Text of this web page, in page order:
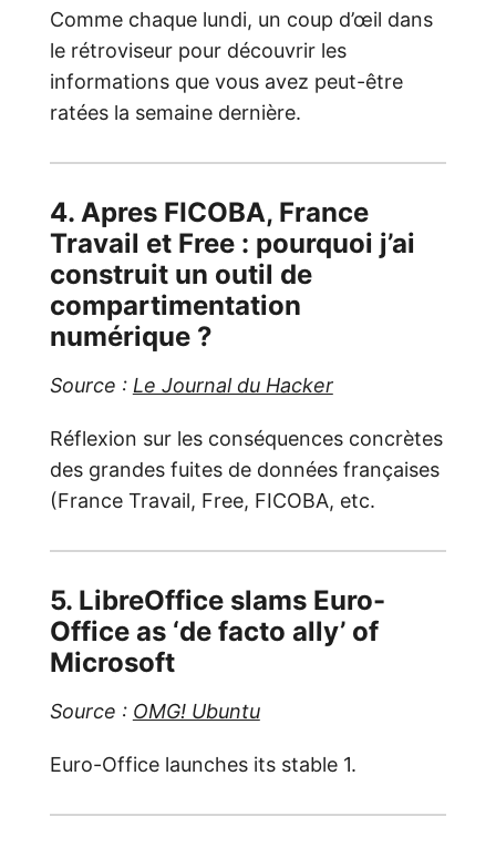
Comme chaque lundi, un coup d’œil dans
le rétroviseur pour découvrir les
informations que vous avez peut-être
ratées la semaine dernière.
4. Apres FICOBA, France
Travail et Free : pourquoi j’ai
construit un outil de
compartimentation
numérique ?
Source : Le Journal du Hacker
Réflexion sur les conséquences concrètes
des grandes fuites de données françaises
(France Travail, Free, FICOBA, etc.
5. LibreOffice slams Euro-
Office as ‘de facto ally’ of
Microsoft
Source : OMG! Ubuntu
Euro-Office launches its stable 1.